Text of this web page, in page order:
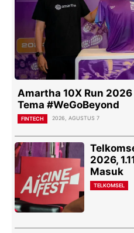
Amartha 10X Run
Tema #WeGoBeyond
FINTECH 2026, AGUSTUS 7
2026,
Masuk
TELKOMSEL